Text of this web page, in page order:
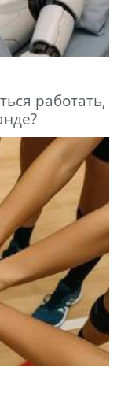
работать,